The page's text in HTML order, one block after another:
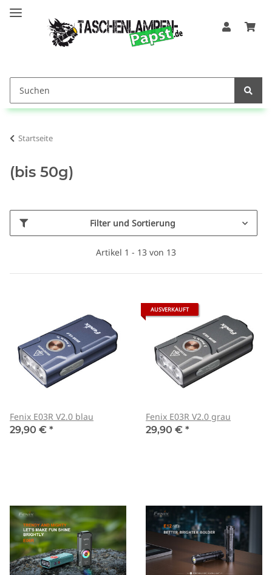
Startseite
(bis 50g)
Filter und Sortierung
Artikel 1 - 13 von 13
Fenix E03R V2.0 blau
29,90 € *
AUSVERKAUFT
Fenix E03R V2.0 grau
29,90 € *